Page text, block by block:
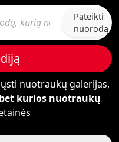
Pateikti
nuorodą
nuotraukų galerijas,
bet kurios nuotraukų